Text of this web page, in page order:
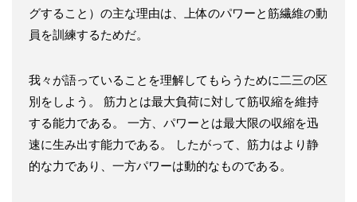
グすること）の主な理由は、上体のパワーと筋繊維の動
員を訓練するためだ。
我々が語っていることを理解してもらうために二三の区
別をしよう。 筋力とは最大負荷に対して筋収縮を維持
する能力である。 一方、パワーとは最大限の収縮を迅
速に生み出す能力である。 したがって、筋力はより静
的な力であり、一方パワーは動的なものである。